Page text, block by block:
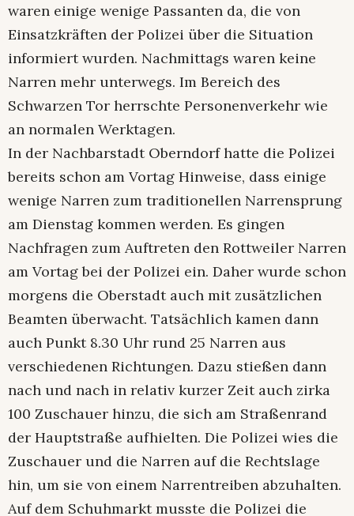
waren einige wenige Passanten da, die von
Einsatzkräften der Polizei über die Situation
informiert wurden. Nachmittags waren keine
Narren mehr unterwegs. Im Bereich des
Schwarzen Tor herrschte Personenverkehr wie
an normalen Werktagen.
In der Nachbarstadt Oberndorf hatte die Polizei
bereits schon am Vortag Hinweise, dass einige
wenige Narren zum traditionellen Narrensprung
am Dienstag kommen werden. Es gingen
Nachfragen zum Auftreten den Rottweiler Narren
am Vortag bei der Polizei ein. Daher wurde schon
morgens die Oberstadt auch mit zusätzlichen
Beamten überwacht. Tatsächlich kamen dann
auch Punkt 8.30 Uhr rund 25 Narren aus
verschiedenen Richtungen. Dazu stießen dann
nach und nach in relativ kurzer Zeit auch zirka
100 Zuschauer hinzu, die sich am Straßenrand
der Hauptstraße aufhielten. Die Polizei wies die
Zuschauer und die Narren auf die Rechtslage
hin, um sie von einem Narrentreiben abzuhalten.
Auf dem Schuhmarkt musste die Polizei die